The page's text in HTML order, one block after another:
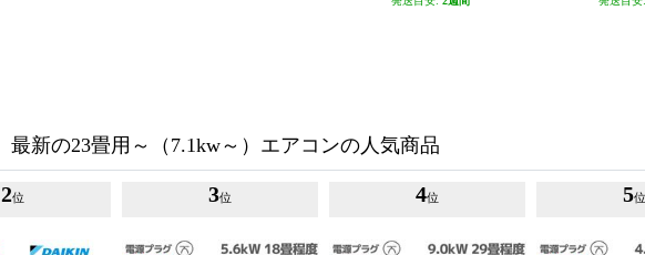
最新の23畳用～（7.1kw～）エアコンの人気商品
2位 3位 4位 5位